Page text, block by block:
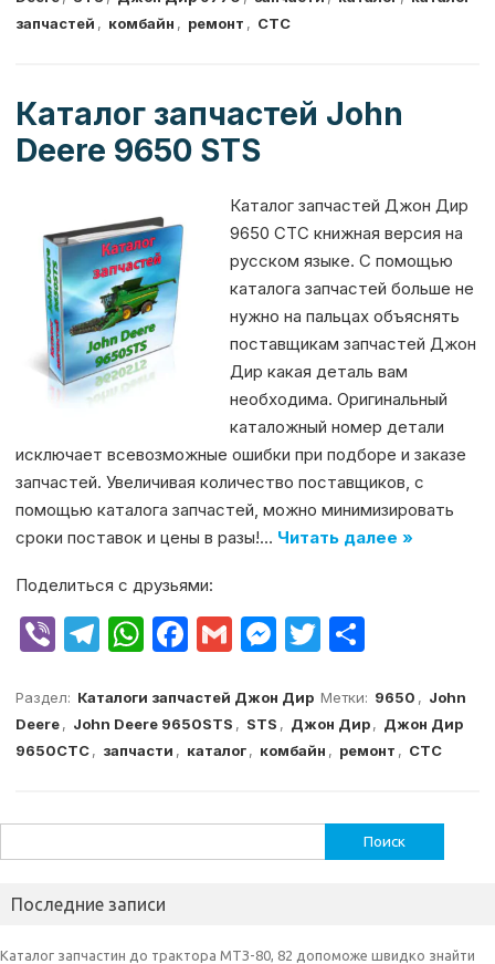
g s
p
e
o
k
l
s
g
te р
и
ь
запчастей , комбайн , ремонт , СТС
Каталог запчастей John
Deere 9650 STS
Каталог запчастей Джон Дир
9650 СТС книжная версия на
русском языке. С помощью
каталога запчастей больше не
нужно на пальцах объяснять
поставщикам запчастей Джон
Дир какая деталь вам
необходима. Оригинальный
каталожный номер детали
исключает всевозможные ошибки при подборе и заказе
запчастей. Увеличивая количество поставщиков, с
помощью каталога запчастей, можно минимизировать
сроки поставок и цены в разы!… Читать далее »
Поделиться с друзьями:
V
er
T
e
g
W
at
s
F
c
e
G
ai
l
M
s
s
T
it
te
п
р
и
Раздел: Каталоги запчастей Джон Дир Метки: 9650 , John
Deere, John Deere 9650STS , STS , Джон Дир, Джон Дир
9650СТС, запчасти , каталог, комбайн , ремонт , СТС
Последние записи
Каталог запчастин до трактора МТЗ-80, 82 допоможе швидко знайти